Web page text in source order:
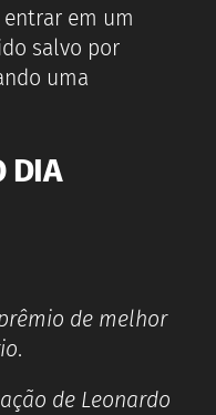
em um
salvo por
uma
DIA
de melhor
.
de Leonardo